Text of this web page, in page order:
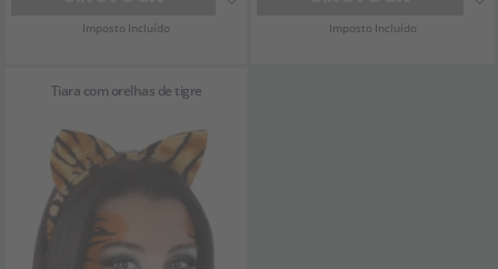
Imposto Incluído Imposto Incluído
Tiara com orelhas de tigre